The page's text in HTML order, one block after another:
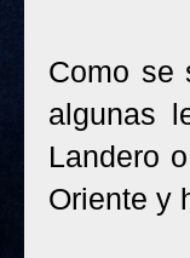
Como se
algunas
Landero
Oriente y